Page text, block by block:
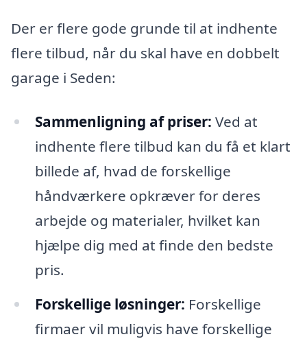
Der er flere gode grunde til at indhente
flere tilbud, når du skal have en dobbelt
garage i Seden:
Sammenligning af priser: Ved at
indhente flere tilbud kan du få et klart
billede af, hvad de forskellige
håndværkere opkræver for deres
arbejde og materialer, hvilket kan
hjælpe dig med at finde den bedste
pris.
Forskellige løsninger: Forskellige
firmaer vil muligvis have forskellige